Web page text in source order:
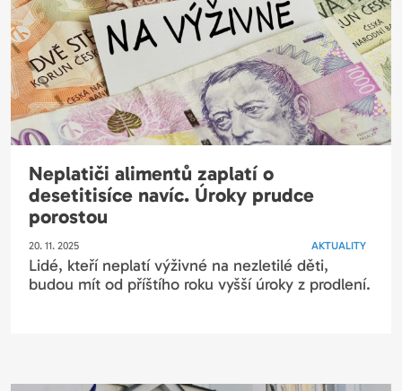
Neplatiči alimentů zaplatí o
desetitisíce navíc. Úroky prudce
porostou
20. 11. 2025 AKTUALITY
Lidé, kteří neplatí výživné na nezletilé děti,
budou mít od příštího roku vyšší úroky z prodlení.